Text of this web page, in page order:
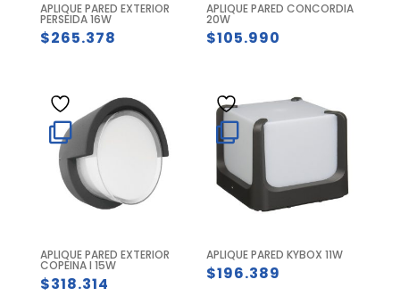
APLIQUE PARED EXTERIOR
PERSEIDA 16W
$265.378
APLIQUE PARED CONCORDIA
20W
$105.990
APLIQUE PARED EXTERIOR
COPEINA I 15W
$318.314
APLIQUE PARED KYBOX 11W
$196.389